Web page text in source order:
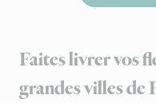
Faites livrer vos
grandes villes de